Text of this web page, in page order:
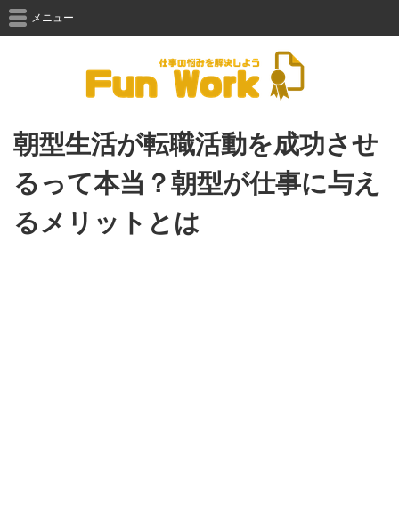
メニュー
朝型生活が転職活動を成功させ
るって本当？朝型が仕事に与え
るメリットとは